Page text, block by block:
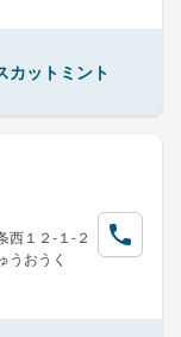
カットミント
西１２-１-２
うおうく